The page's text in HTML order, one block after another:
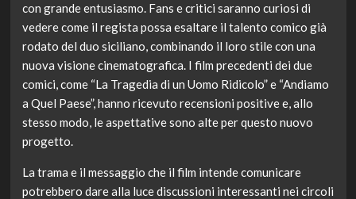
con grande entusiasmo. Fans e critici saranno curiosi di
vedere come il regista possa esaltare il talento comico già
rodato del duo siciliano, combinando il loro stile con una
nuova visione cinematografica. I film precedenti dei due
comici, come “La Tragedia di un Uomo Ridicolo” e “Andiamo
a Quel Paese”, hanno ricevuto recensioni positive e, allo
stesso modo, le aspettative sono alte per questo nuovo
progetto.
La trama e il messaggio che il film intende comunicare
potrebbero dare alla luce discussioni interessanti nei circoli